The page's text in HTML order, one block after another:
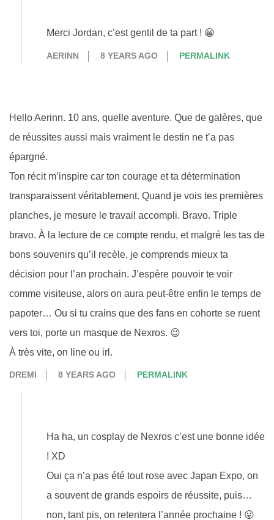
Merci Jordan, c’est gentil de ta part ! 😀
AERINN 8 YEARS AGO PERMALINK
Hello Aerinn. 10 ans, quelle aventure. Que de galères, que
de réussites aussi mais vraiment le destin ne t’a pas
épargné.
Ton récit m’inspire car ton courage et ta détermination
transparaissent véritablement. Quand je vois tes premières
planches, je mesure le travail accompli. Bravo. Triple
bravo. À la lecture de ce compte rendu, et malgré les tas de
bons souvenirs qu’il recèle, je comprends mieux ta
décision pour l’an prochain. J’espère pouvoir te voir
comme visiteuse, alors on aura peut-être enfin le temps de
papoter… Ou si tu crains que des fans en cohorte se ruent
vers toi, porte un masque de Nexros. 😉
À très vite, on line ou irl.
DREMI 8 YEARS AGO PERMALINK
Ha ha, un cosplay de Nexros c’est une bonne idée
! XD
Oui ça n’a pas été tout rose avec Japan Expo, on
a souvent de grands espoirs de réussite, puis…
non, tant pis, on retentera l’année prochaine ! 😛